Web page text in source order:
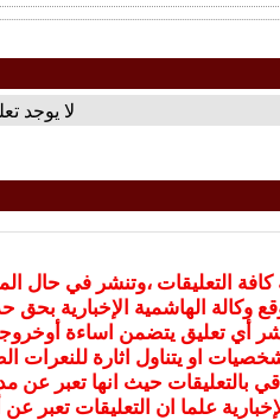
لا يوجد
كافة التعليقات ،وتنشر في حال
وكالة الهاشمية الإخبارية
أي تعليق يتضمن اساءة
او يتناول اثارة للنعرات
بالتعليقات حيث انها تعبر عن
علما ان التعليقات تعبر